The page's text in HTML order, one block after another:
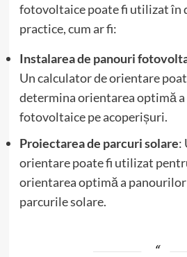
fotovoltaice poate fi utilizat în
practice, cum ar fi:
Instalarea de panouri
Un calculator de orientare
determina orientarea optimă
fotovoltaice pe acoperișuri.
Proiectarea de parcuri solare:
orientare poate fi utilizat
orientarea optimă a
parcurile solare.